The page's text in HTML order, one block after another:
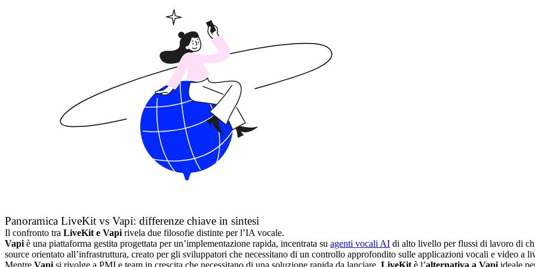
Panoramica LiveKit vs Vapi: differenze chiave in sintesi
Il confronto tra LiveKit e Vapi rivela due filosofie distinte per l’IA vocale.
Vapi è una piattaforma gestita progettata per un’implementazione rapida, incentrata su agenti vocali AI di alto livello per flussi di lavoro di
source orientato all’infrastruttura, creato per gli sviluppatori che necessitano di un controllo approfondito sulle applicazioni vocali e video a